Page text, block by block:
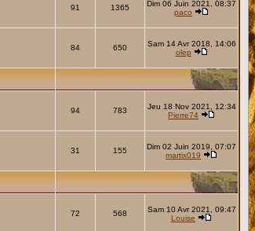
91 1365
Dim 06 Juin 2021, 08:37
paco
84 650
Sam 14 Avr 2018, 14:06
olep
94 783
Jeu 18 Nov 2021, 12:34
Pierre74
31 155
Dim 02 Juin 2019, 07:07
martix019
72 568
Sam 10 Avr 2021, 09:47
Louise